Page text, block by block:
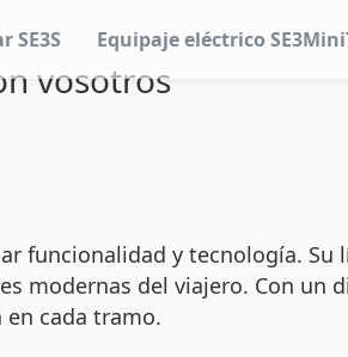
SE3S Equipaje eléctrico
vosotros
funcionalidad y tecnología. Su
modernas del viajero. Con un
cada tramo.